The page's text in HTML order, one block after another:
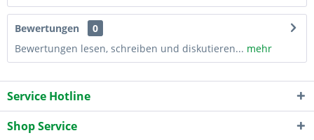
Bewertungen
0
Bewertungen lesen, schreiben und diskutieren... mehr
Service Hotline
Shop Service